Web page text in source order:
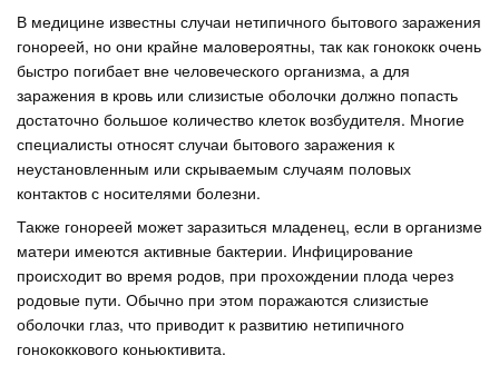
В медицине известны случаи нетипичного бытового заражения
гонореей, но они крайне маловероятны, так как гонококк очень
быстро погибает вне человеческого организма, а для
заражения в кровь или слизистые оболочки должно попасть
достаточно большое количество клеток возбудителя. Многие
специалисты относят случаи бытового заражения к
неустановленным или скрываемым случаям половых
контактов с носителями болезни.
Также гонореей может заразиться младенец, если в организме
матери имеются активные бактерии. Инфицирование
происходит во время родов, при прохождении плода через
родовые пути. Обычно при этом поражаются слизистые
оболочки глаз, что приводит к развитию нетипичного
гонококкового коньюктивита.